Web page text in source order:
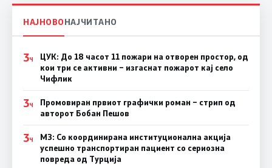
НАЈНОВОНАЈЧИТАНО
3Ч
ЦУК: До 18 часот 11 пожари на отворен простор, од
кои три се активни – изгаснат пожарот кај село
Чифлик
3Ч
Промовиран првиот графички роман – стрип од
авторот Бобан Пешов
3Ч
МЗ: Со координирана институционална акција
успешно транспортиран пациент со сериозна
повреда од Турција